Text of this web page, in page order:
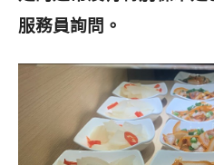
服務員詢問 。